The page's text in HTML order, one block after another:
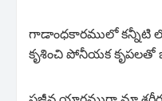
గాడాంధకారములో కన్నీటి
కృశించి పోనీయక కృపలతో